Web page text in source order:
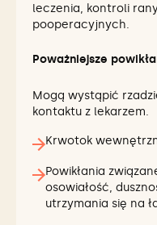
leczenia, kontroli
pooperacyjnych.
Poważniejsze
Mogą wystąpić
kontaktu z lekarzem.
Krwotok
Powikłania
osowiałość,
utrzymania się na